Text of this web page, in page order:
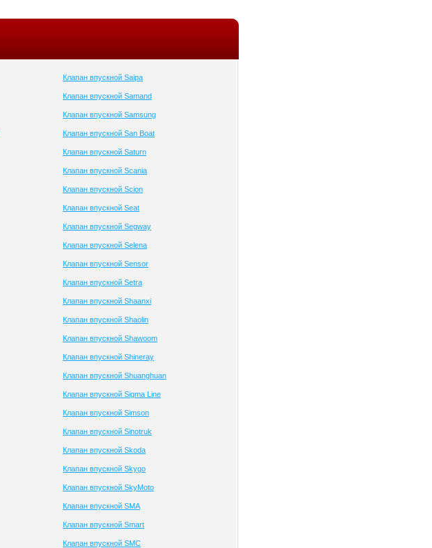
Клапан впускной Saipa
Клапан впускной Samand
Клапан впускной Samsung
Клапан впускной San Boat
Клапан впускной Saturn
Клапан впускной Scania
Клапан впускной Scion
Клапан впускной Seat
Клапан впускной Segway
Клапан впускной Selena
Клапан впускной Sensor
Клапан впускной Setra
Клапан впускной Shaanxi
Клапан впускной Shaolin
Клапан впускной Shawoom
Клапан впускной Shineray
Клапан впускной Shuanghuan
Клапан впускной Sigma Line
Клапан впускной Simson
Клапан впускной Sinotruk
Клапан впускной Skoda
Клапан впускной Skygo
Клапан впускной SkyMoto
Клапан впускной SMA
Клапан впускной Smart
Клапан впускной SMC